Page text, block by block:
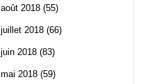
août 2018 (55)
juillet 2018 (66)
juin 2018 (83)
mai 2018 (59)